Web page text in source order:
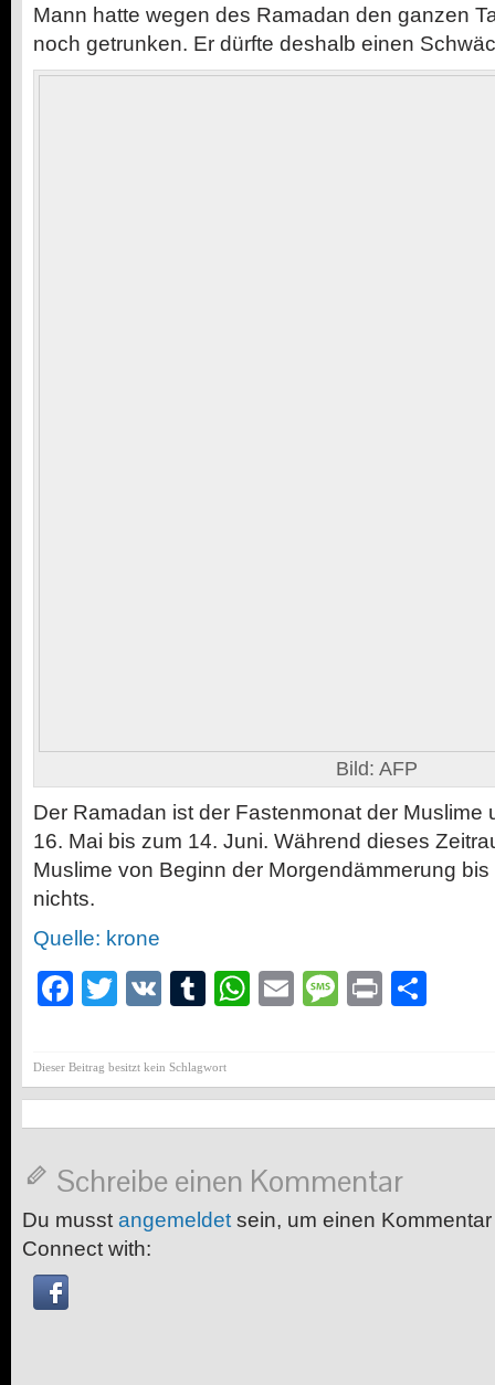
Mann hatte wegen des Ramadan den ganzen
noch getrunken. Er dürfte deshalb einen
Bild: AFP
Der Ramadan ist der Fastenmonat der Muslime
16. Mai bis zum 14. Juni. Während dieses
Muslime von Beginn der Morgendämmerung
nichts.
Quelle: krone
Facebook
Twitter
VK Tumblr
WhatsApp
EmailMessage
Print
Dieser Beitrag besitzt kein Schlagwort
Schreibe einen Kommentar
Du musst angemeldet sein, um einen
Connect with: